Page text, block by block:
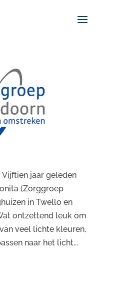
Vijftien jaar geleden
(Zorggroep
in Twello en
ontzettend leuk om
veel lichte kleuren,
naar het licht...